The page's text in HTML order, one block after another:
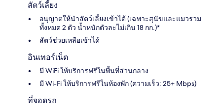
สัตว์เลี้ยง
อนุญาตให้นำสัตว์เลี้ยงเข้าได้ (เฉพาะสุนัขและแมวรวม
ทั้งหมด 2 ตัว น้ำหนักตัวละไม่เกิน 18 กก.)*
สัตว์ช่วยเหลือเข้าได้
อินเทอร์เน็ต
มี WiFi ให้บริการฟรีในพื้นที่ส่วนกลาง
มี Wi-Fi ให้บริการฟรีในห้องพัก (ความเร็ว: 25+ Mbps)
ที่จอดรถ